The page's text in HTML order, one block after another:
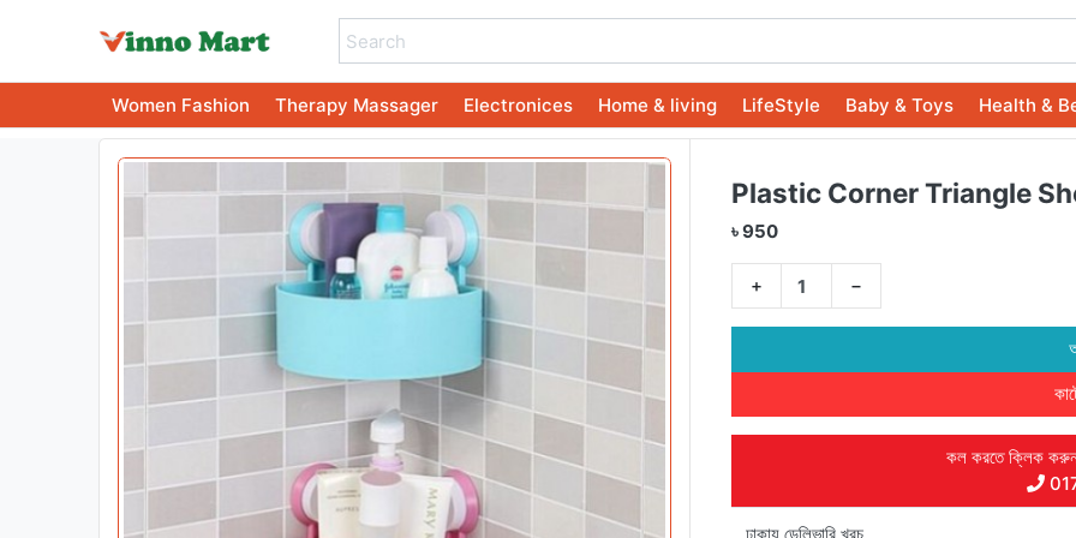
Women Fashion Therapy Massager Electronices Home & living LifeStyle Baby & Toys Health &
Plastic Corner Triangle
৳ 950
+ −
কল করতে ক্লিক করুন
ঢাকায় ডেলিভারি খরচ